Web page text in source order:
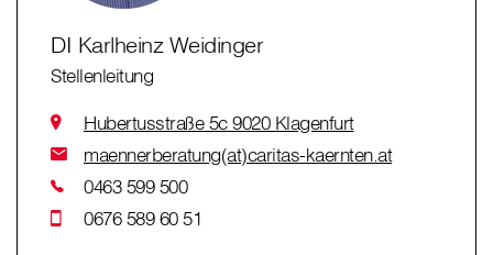
DI Karlheinz Weidinger
Stellenleitung
Hubertusstraße 5c 9020 Klagenfurt
maennerberatung(at)caritas-kaernten.at
0463 599 500
0676 589 60 51